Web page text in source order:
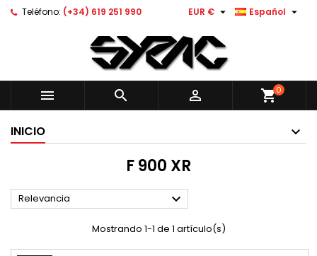
Teléfono: (+34) 619 251 990 Español 
EUR € 
   shopping_cart0
INICIO
F 900 XR
Relevancia 
Mostrando 1-1 de 1 artículo(s)